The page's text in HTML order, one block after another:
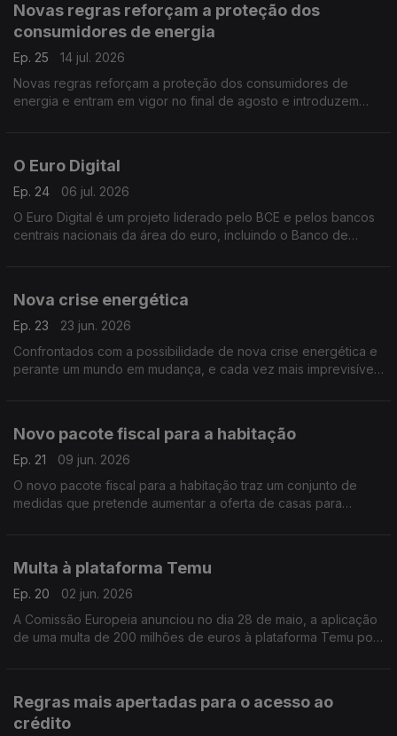
habitação. A iniciativa surge num contexto de crescente
procura por apoio, com os pedidos de ajuda à DECO a
aumentarem 67% este ano.
Novas regras reforçam a proteção dos
consumidores de energia
Ep. 25
14 jul. 2026
Novas regras reforçam a proteção dos consumidores de
energia e entram em vigor no final de agosto e introduzem
tudo com Graça Cabral na conversa com Isabel Flora.
O Euro Digital
Ep. 24
06 jul. 2026
O Euro Digital é um projeto liderado pelo BCE e pelos bancos
centrais nacionais da área do euro, incluindo o Banco de
Nova crise energética
Ep. 23
23 jun. 2026
Confrontados com a possibilidade de nova crise energética e
perante um mundo em mudança, e cada vez mais imprevisível.
Novo pacote fiscal para a habitação
Ep. 21
09 jun. 2026
O novo pacote fiscal para a habitação traz um conjunto de
medidas que pretende aumentar a oferta de casas para
Multa à plataforma Temu
Ep. 20
02 jun. 2026
A Comissão Europeia anunciou no dia 28 de maio, a aplicação
de uma multa de 200 milhões de euros à plataforma Temu por
na plataforma.
Regras mais apertadas para o acesso ao
crédito